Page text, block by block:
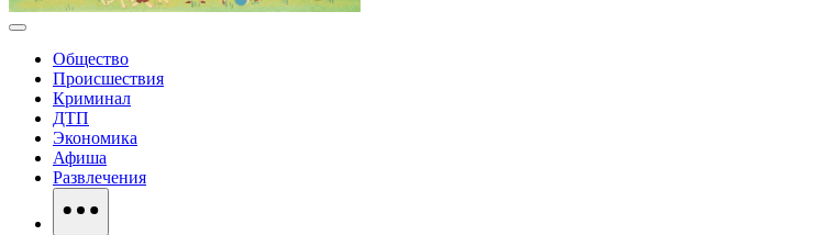
Общество
Происшествия
Криминал
ДТП
Экономика
Афиша
Развлечения